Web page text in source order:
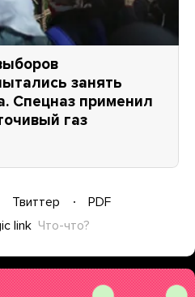
занять
Спецназ применил
газ
Твиттер
PDF
link Что-что?